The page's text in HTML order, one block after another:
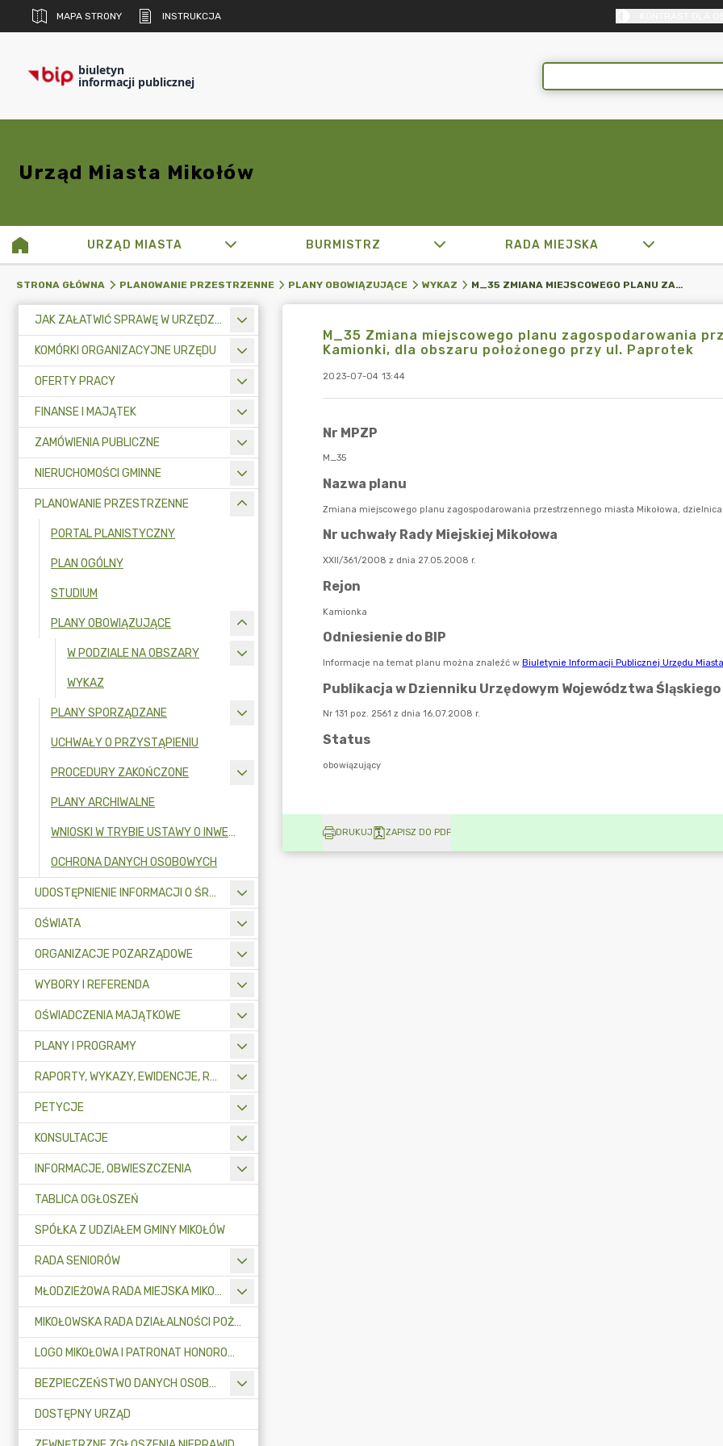
MAPA STRONY INSTRUKCJA
biuletyn
informacji publicznej
Urząd Miasta Mikołów
URZĄD MIASTA BURMISTRZ RADA MIEJSKA
STRONA GŁÓWNA PLANOWANIE PRZESTRZENNE PLANY OBOWIĄZUJĄCE WYKAZ M_35 ZMIANA MIEJSCOWEGO PLANU ZAGOSPODAROWANIA PRZESTRZENNEGO MIASTA MIKOŁOWA, DZIELNICA KAMIONKI, DLA OBSZARU POŁOŻONEGO PRZY UL. PAPROTEK
JAK ZAŁATWIĆ SPRAWĘ W URZĘDZIE MIASTA
KOMÓRKI ORGANIZACYJNE URZĘDU
OFERTY PRACY
FINANSE I MAJĄTEK
ZAMÓWIENIA PUBLICZNE
NIERUCHOMOŚCI GMINNE
PLANOWANIE PRZESTRZENNE
PORTAL PLANISTYCZNY
PLAN OGÓLNY
STUDIUM
PLANY OBOWIĄZUJĄCE
W PODZIALE NA OBSZARY
WYKAZ
PLANY SPORZĄDZANE
UCHWAŁY O PRZYSTĄPIENIU
PROCEDURY ZAKOŃCZONE
PLANY ARCHIWALNE
WNIOSKI W TRYBIE USTAWY O INWESTYCJACH MIESZKANIOWYCH
OCHRONA DANYCH OSOBOWYCH
UDOSTĘPNIENIE INFORMACJI O ŚRODOWISKU
OŚWIATA
ORGANIZACJE POZARZĄDOWE
WYBORY I REFERENDA
OŚWIADCZENIA MAJĄTKOWE
PLANY I PROGRAMY
RAPORTY, WYKAZY, EWIDENCJE, REJESTRY
PETYCJE
KONSULTACJE
INFORMACJE, OBWIESZCZENIA
TABLICA OGŁOSZEŃ
SPÓŁKA Z UDZIAŁEM GMINY MIKOŁÓW
RADA SENIORÓW
MŁODZIEŻOWA RADA MIEJSKA MIKOŁOWA
MIKOŁOWSKA RADA DZIAŁALNOŚCI POŻYTKU PUBLICZNEGO
LOGO MIKOŁOWA I PATRONAT HONOROWY BURMISTRZA MIKOŁOWA
BEZPIECZEŃSTWO DANYCH OSOBOWYCH
DOSTĘPNY URZĄD
M_35 Zmiana miejscowego planu zagospodarowania
Kamionki, dla obszaru położonego przy ul. Paprotek
2023-07-04 13:44
DRUKUJ ZAPISZ DO PDF